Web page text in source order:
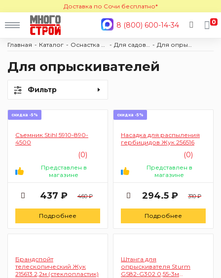
Доставка по Сочи бесплатно*
8 (800) 600-14-34 0
Главная Каталог
Для опрыскивателей
Фильтр
скидка -5%
Съемник Stihl 5910-890-
4500
(0)
Представлен в
магазине
437 ₽ 460 ₽
Подробнее
скидка -5%
Насадка для распыления
гербицидов Жук 256516
(0)
Представлен в
магазине
294.5 ₽ 310 ₽
Подробнее
Брандспойт
телескопический Жук
215613 2,2м (стеклопластик)
Штанга для
опрыскивателя Sturm
GS82-G302 0,55-3м